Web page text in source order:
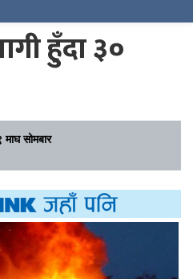
हुँदा ३०
सोमबार